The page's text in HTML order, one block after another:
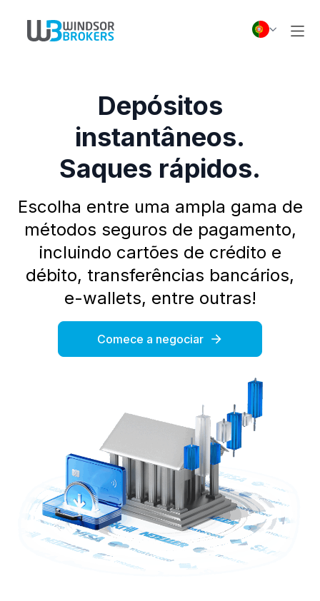
Depósitos
instantâneos.
Saques rápidos.
Escolha entre uma ampla gama de
métodos seguros de pagamento,
incluindo cartões de crédito e
débito, transferências bancários,
e-wallets, entre outras!
Comece a negociar